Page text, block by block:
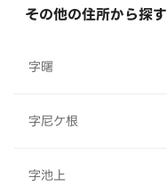
その他の住所から探す
字曙
字尼ケ根
字池上